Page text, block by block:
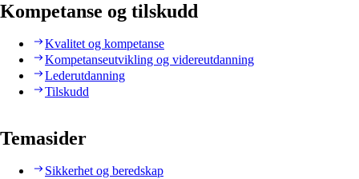
Kompetanse og tilskudd
Kvalitet og kompetanse
Kompetanseutvikling og videreutdanning
Lederutdanning
Tilskudd
Temasider
Sikkerhet og beredskap